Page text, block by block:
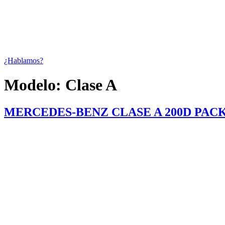
¿Hablamos?
Modelo: Clase A
MERCEDES-BENZ CLASE A 200D